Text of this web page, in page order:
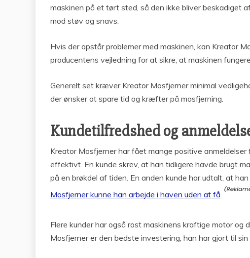
maskinen på et tørt sted, så den ikke bliver beskadiget
mod støv og snavs.
Hvis der opstår problemer med maskinen, kan Kreator
producentens vejledning for at sikre, at maskinen
Generelt set kræver Kreator Mosfjerner minimal
der ønsker at spare tid og kræfter på mosfjerning.
Kundetilfredshed og
Kreator Mosfjerner har fået mange positive
effektivt. En kunde skrev, at han tidligere havde brugt
på en brøkdel af tiden. En anden kunde har udtalt, at
Mosfjerner kunne han arbejde i haven uden at få
Flere kunder har også rost maskinens kraftige motor
Mosfjerner er den bedste investering, han har gjort til sin